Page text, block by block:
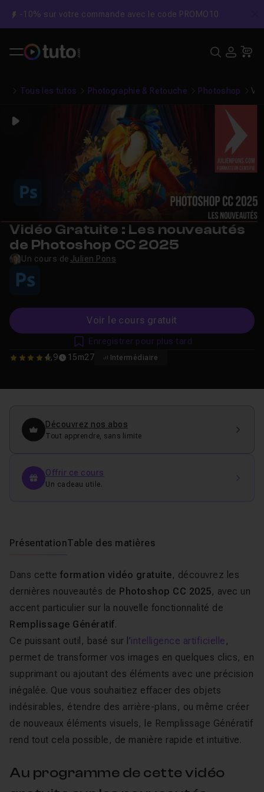
-10% sur votre commande avec le code PROMO10
Tous les tutos Photographie & Retouche Photoshop
Play
Vidéo Gratuite : Les nouveautés
de Photoshop CC 2025
Un cours de Julien Pons
Voir le cours gratuit
4.9375 4,9 15m27 Intermédiaire
Enregistrer pour plus tard
Découvrez nos abos
Tout apprendre, sans limite
Offrir ce cours
Un cadeau utile.
PrésentationTable des matières
Dans cette formation vidéo gratuite, découvrez les
dernières nouveautés de Photoshop CC 2025, avec un
accent particulier sur la nouvelle fonctionnalité de
Remplissage Génératif.
Ce puissant outil, basé sur l’intelligence artificielle ,
permet de transformer vos images en quelques clics, en
supprimant ou ajoutant des éléments avec une précision
inégalée. Que vous souhaitiez effacer des objets
indésirables, étendre des arrière-plans, ou même créer
de nouveaux éléments visuels, le Remplissage Génératif
rend tout cela possible, de manière rapide et intuitive.
Au programme de cette vidéo